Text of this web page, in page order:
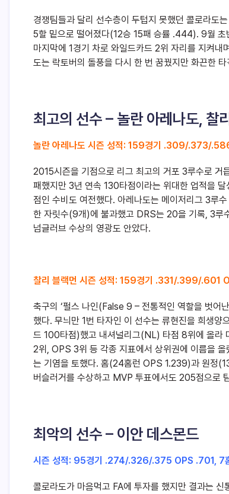
경쟁팀들과 달리 선수층이 두텁지 못했던 콜로라도
5할 밑으로 떨어졌다(12승 15패 승률 .444). 9월 초
마지막에 1경기 차로 와일드카드 2위 자리를 지켜
도는 락토버의 돌풍을 다시 한 번 꿈꿨지만 화끈한
최고의 선수 – 놀란 아레나도, 찰
놀란 아레나도 시즌 성적: 159경기 .309/.373/
2015시즌을 기점으로 리그 최고의 거포 3루수로 거
패했지만 3년 연속 130타점이라는 위대한 업적을
점인 수비도 여전했다. 아레나도는 메이저리그 3루
한 자릿수(9개)에 불과했고 DRS는 20을 기록, 3루
넘글러브 수상의 영광도 안았다.
찰리 블랙먼 시즌 성적: 159경기 .331/.399/
축구의 ‘펄스 나인(False 9 – 전통적인 역할을 벗어
했다. 무늬만 1번 타자인 이 선수는 류현진을 희생
드 100타점)했고 내셔널리그(NL) 타점 8위에 올라
2위, OPS 3위 등 각종 지표에서 상위권에 이름을
는 기염을 토했다. 홈(24홈런 OPS 1.239)과 원정
버슬러거를 수상하고 MVP 투표에서도 205점으로
최악의 선수 – 이안 데스몬드
시즌 성적: 95경기 .274/.326/.375 OPS .701, 7
콜로라도가 마음먹고 FA에 투자를 했지만 결과는